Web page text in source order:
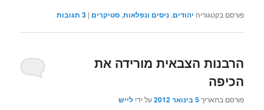
פורסם בקטגוריה יהודים,ניסים ונפלאות,סטיקרים |
3 תגובות
הרבנות הצבאית מורידה את
הכיפה
פורסם בתאריך5 בינואר 2012 על ידילייש